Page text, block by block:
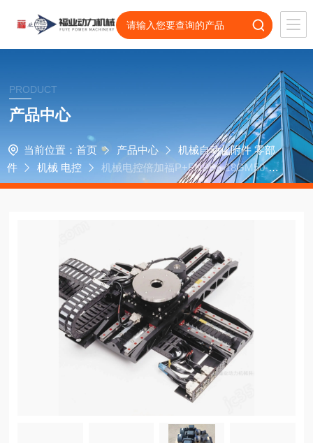
PRODUCT
产品中心
当前位置： 首页 产品中心
机械自动化附件 零部
件
机械 电控
机械电控倍加福P+FNBB5-18GM50-E2-
C-V1电控开关